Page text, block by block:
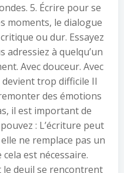
5. Écrire pour se
moments, le dialogue
ou dur. Essayez
adressiez à quelqu’un
Avec douceur. Avec
devient trop difficile Il
des émotions
il est important de
: L’écriture peut
ne remplace pas un
est nécessaire.
le deuil se rencontrent